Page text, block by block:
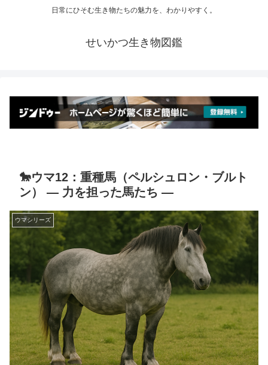
日常にひそむ生き物たちの魅力を、わかりやすく。
せいかつ生き物図鑑
🐎ウマ12：重種馬（ペルシュロン・ブルト
ン） ― 力を担った馬たち ―
ウマシリーズ